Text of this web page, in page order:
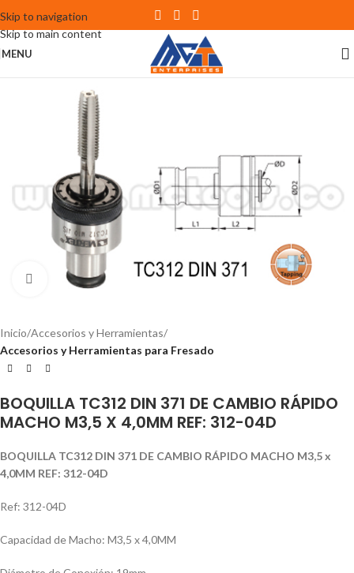
Skip to navigation
Skip to main content
MENU
Click to enlarge
Inicio Accesorios y Herramientas
Accesorios y Herramientas para Fresado
BOQUILLA TC312 DIN 371 DE CAMBIO RÁPIDO
MACHO M3,5 X 4,0MM REF: 312-04D
BOQUILLA TC312 DIN 371 DE CAMBIO RÁPIDO MACHO M3,5 x
4,0MM REF: 312-04D
Ref: 312-04D
Capacidad de Macho: M3,5 x 4,0MM